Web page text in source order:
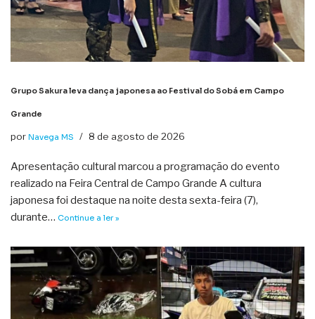
Grupo Sakura leva dança japonesa ao Festival do Sobá em Campo
Grande
por Navega MS 8 de agosto de 2026
Apresentação cultural marcou a programação do evento
realizado na Feira Central de Campo Grande A cultura
japonesa foi destaque na noite desta sexta-feira (7),
durante… Continue a ler »